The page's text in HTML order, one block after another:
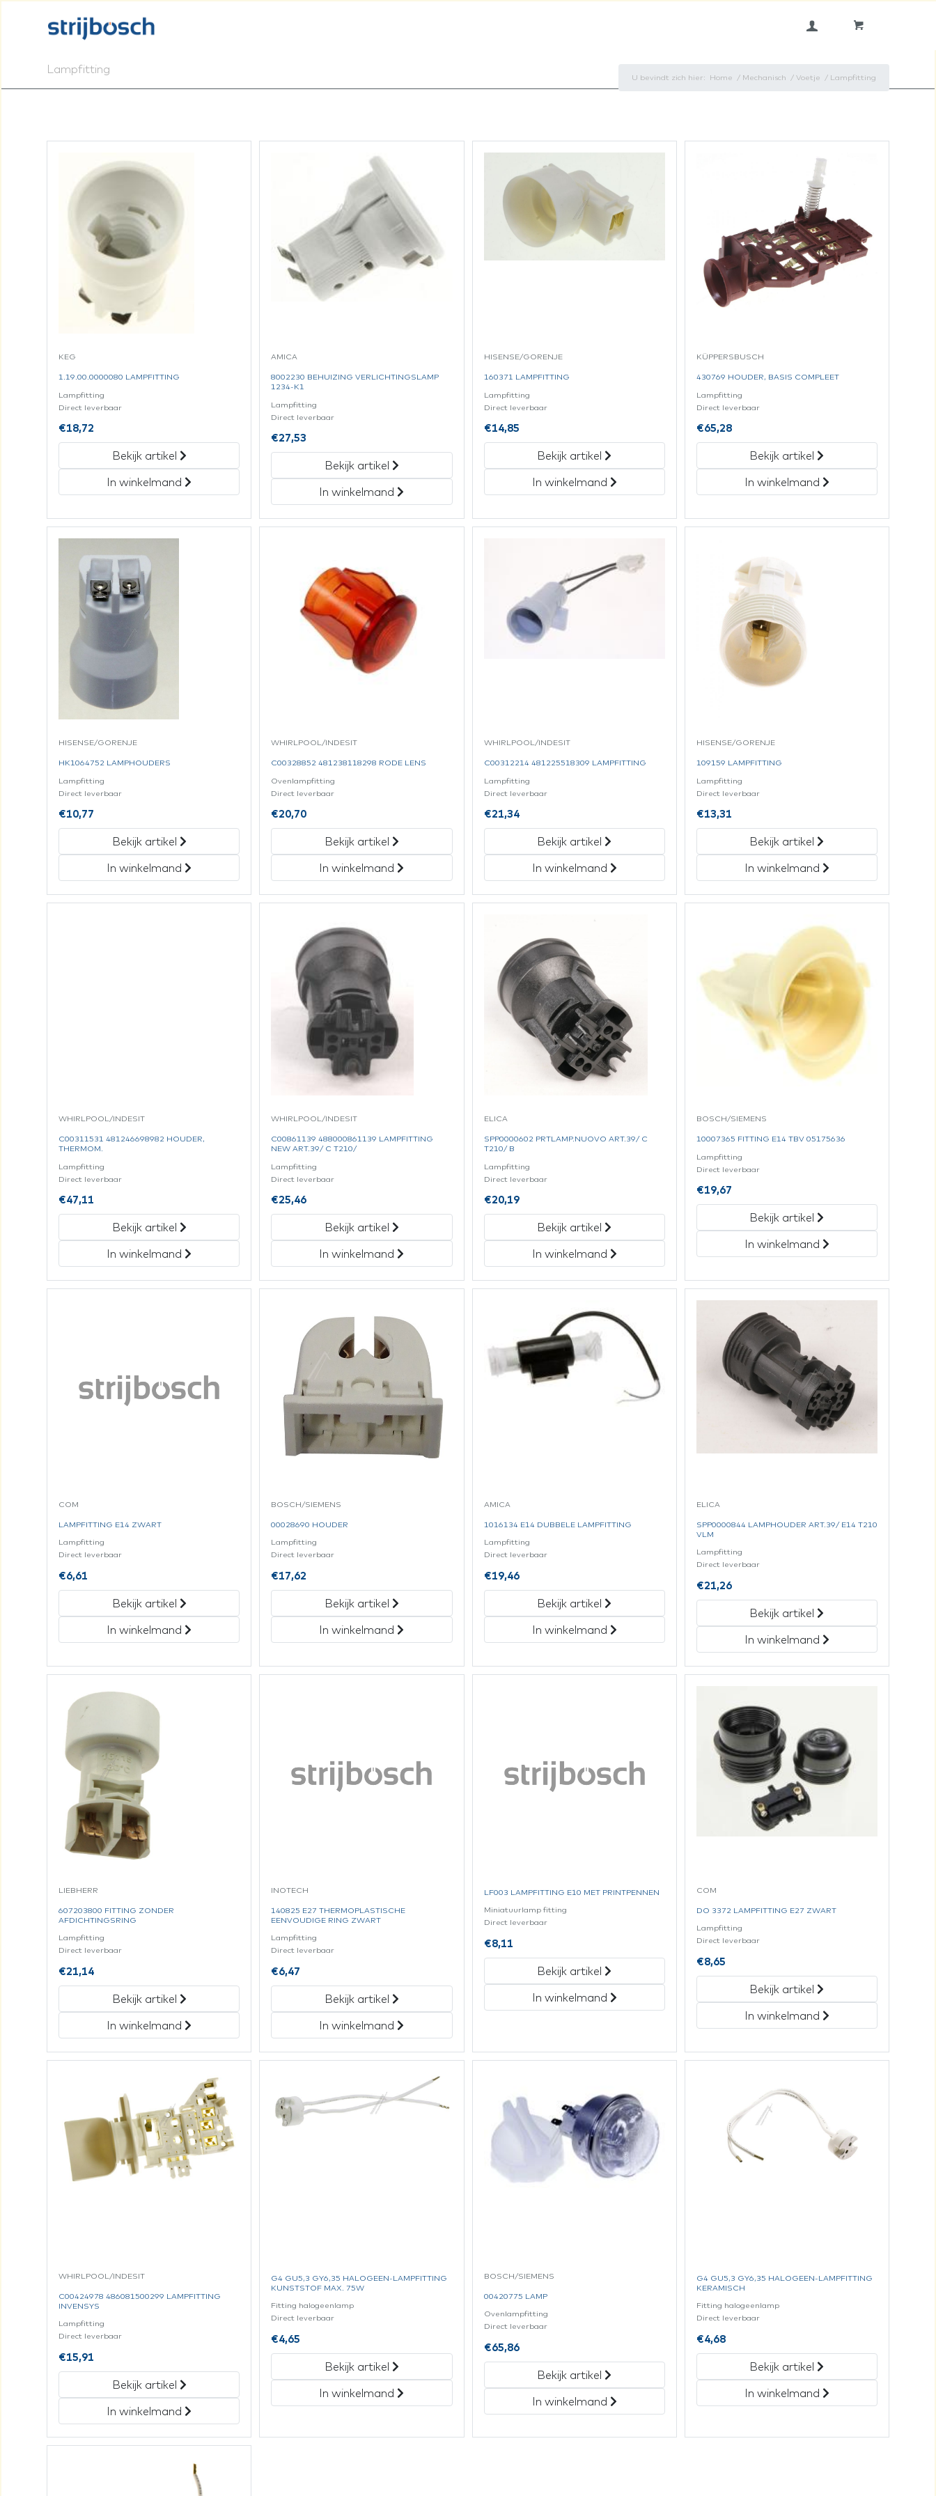
Lampfitting
U bevindt zich hier: Home / Mechanisch / Voetje / Lampfitting
KEG
1.19.00.0000080 LAMPFITTING
Lampfitting
Direct leverbaar
€18,72
Bekijk artikel
In winkelmand
AMICA
8002230 BEHUIZING VERLICHTINGSLAMP
1234-K1
Lampfitting
Direct leverbaar
€27,53
Bekijk artikel
In winkelmand
HISENSE/GORENJE
160371 LAMPFITTING
Lampfitting
Direct leverbaar
€14,85
Bekijk artikel
In winkelmand
KÜPPERSBUSCH
430769 HOUDER, BASIS COMPLEET
Lampfitting
Direct leverbaar
€65,28
Bekijk artikel
In winkelmand
HISENSE/GORENJE
HK1064752 LAMPHOUDERS
Lampfitting
Direct leverbaar
€10,77
Bekijk artikel
In winkelmand
WHIRLPOOL/INDESIT
C00328852 481238118298 RODE LENS
Ovenlampfitting
Direct leverbaar
€20,70
Bekijk artikel
In winkelmand
WHIRLPOOL/INDESIT
C00312214 481225518309 LAMPFITTING
Lampfitting
Direct leverbaar
€21,34
Bekijk artikel
In winkelmand
HISENSE/GORENJE
109159 LAMPFITTING
Lampfitting
Direct leverbaar
€13,31
Bekijk artikel
In winkelmand
WHIRLPOOL/INDESIT
C00311531 481246698982 HOUDER,
THERMOM.
Lampfitting
Direct leverbaar
€47,11
Bekijk artikel
In winkelmand
WHIRLPOOL/INDESIT
C00861139 488000861139 LAMPFITTING
NEW ART.39/ C T210/
Lampfitting
Direct leverbaar
€25,46
Bekijk artikel
In winkelmand
ELICA
SPP0000602 PRTLAMP.NUOVO ART.39/ C
T210/ B
Lampfitting
Direct leverbaar
€20,19
Bekijk artikel
In winkelmand
BOSCH/SIEMENS
10007365 FITTING E14 TBV 05175636
Lampfitting
Direct leverbaar
€19,67
Bekijk artikel
In winkelmand
COM
LAMPFITTING E14 ZWART
Lampfitting
Direct leverbaar
€6,61
Bekijk artikel
In winkelmand
BOSCH/SIEMENS
00028690 HOUDER
Lampfitting
Direct leverbaar
€17,62
Bekijk artikel
In winkelmand
AMICA
1016134 E14 DUBBELE LAMPFITTING
Lampfitting
Direct leverbaar
€19,46
Bekijk artikel
In winkelmand
ELICA
SPP0000844 LAMPHOUDER ART.39/ E14 T210
VLM
Lampfitting
Direct leverbaar
€21,26
Bekijk artikel
In winkelmand
LIEBHERR
607203800 FITTING ZONDER
AFDICHTINGSRING
Lampfitting
Direct leverbaar
€21,14
Bekijk artikel
In winkelmand
INOTECH
140825 E27 THERMOPLASTISCHE
EENVOUDIGE RING ZWART
Lampfitting
Direct leverbaar
€6,47
Bekijk artikel
In winkelmand
LF003 LAMPFITTING E10 MET PRINTPENNEN
Miniatuurlamp fitting
Direct leverbaar
€8,11
Bekijk artikel
In winkelmand
COM
DO 3372 LAMPFITTING E27 ZWART
Lampfitting
Direct leverbaar
€8,65
Bekijk artikel
In winkelmand
WHIRLPOOL/INDESIT
C00424978 486081500299 LAMPFITTING
INVENSYS
Lampfitting
Direct leverbaar
€15,91
Bekijk artikel
In winkelmand
G4 GU5,3 GY6,35 HALOGEEN-LAMPFITTING
KUNSTSTOF MAX. 75W
Fitting halogeenlamp
Direct leverbaar
€4,65
Bekijk artikel
In winkelmand
BOSCH/SIEMENS
00420775 LAMP
Ovenlampfitting
Direct leverbaar
€65,86
Bekijk artikel
In winkelmand
G4 GU5,3 GY6,35 HALOGEEN-LAMPFITTING
KERAMISCH
Fitting halogeenlamp
Direct leverbaar
€4,68
Bekijk artikel
In winkelmand